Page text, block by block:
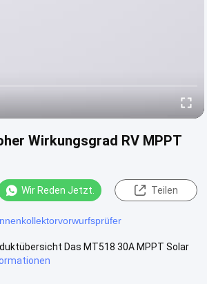
Wirkungsgrad RV MPPT
Wir Reden Jetzt. Teilen
Das MT518 30A MPPT Solar